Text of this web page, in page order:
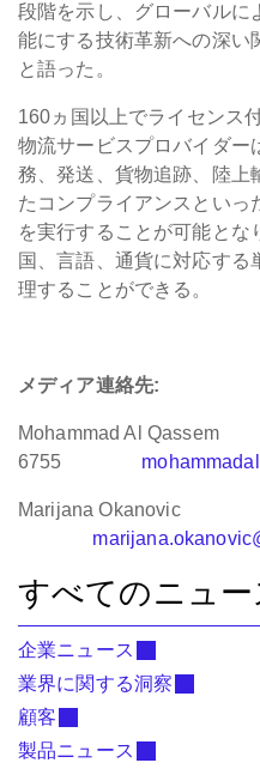
段階を示し、グローバルに
能にする技術革新への深い
と語った。
160ヵ国以上でライセンス
物流サービスプロバイダー
務、発送、貨物追跡、陸上
たコンプライアンスといっ
を実行することが可能とな
国、言語、通貨に対応する
理することができる。
メディア連絡先:
Mohammad Al
6755
Marijana Okanovic
すべてのニュー
企業ニュース
業界に関する洞察
顧客
製品ニュース